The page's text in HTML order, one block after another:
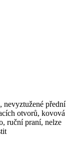
nevyztužené přední
otvorů, kovová
ruční praní, nelze